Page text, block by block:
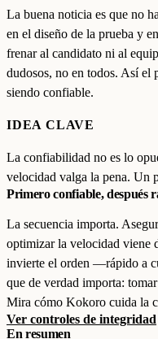
La buena noticia es que no
en el diseño de la prueba y
frenar al candidato ni al
dudosos, no en todos. Así el
siendo confiable.
IDEA CLAVE
La confiabilidad no es lo
velocidad valga la pena. Un
Primero confiable, después
La secuencia importa.
optimizar la velocidad viene
invierte el orden —rápido a
que de verdad importa:
Mira cómo Kokoro cuida la
Ver controles de integridad
En resumen